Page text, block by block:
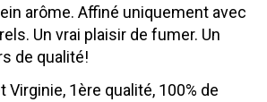
arôme. Affiné uniquement avec
Un vrai plaisir de fumer. Un
de qualité!
Virginie, 1ère qualité, 100% de